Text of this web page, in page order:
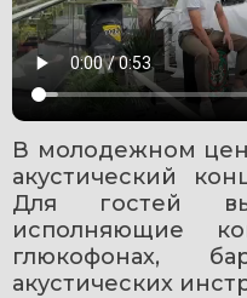
В молодежном
акустический
Для гостей
исполняющие
глюкофонах,
акустических